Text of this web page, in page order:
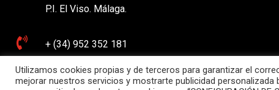
P.I. El Viso. Málaga.
 + (34) 952 352 181
 contacto@demoto.es
Utilizamos cookies propias y de terceros para garantizar el
mejorar nuestros servicios y mostrarte publicidad personalizada